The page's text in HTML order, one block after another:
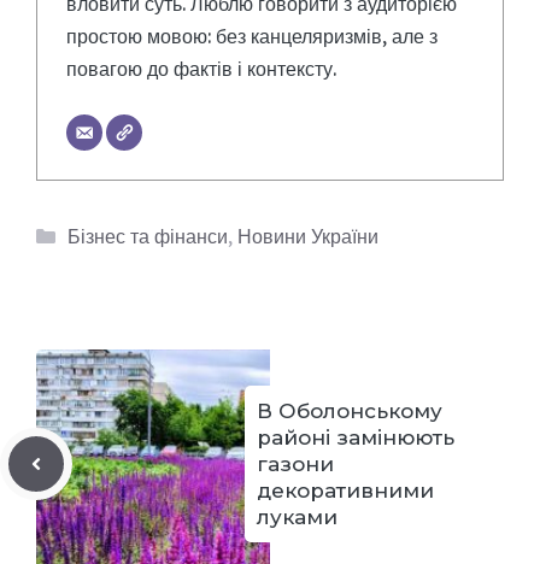
простою мовою: без канцеляризмів, але з
повагою до фактів і контексту.
Категорії
Бізнес та фінанси, Новини України
В Оболонському
районі замінюють
газони
декоративними
луками